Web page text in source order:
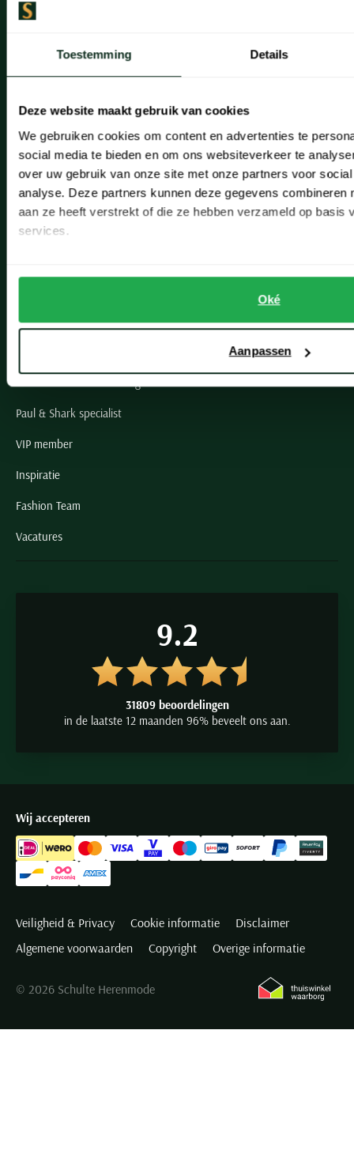
Toestemming Details
Deze website maakt gebruik van cookies
We gebruiken cookies om content en advertenties te
social media te bieden en om ons websiteverkeer te
over uw gebruik van onze site met onze partners voor
analyse. Deze partners kunnen deze gegevens combineren
aan ze heeft verstrekt of die ze hebben verzameld op basis
services.
Oké
Aanpassen
Artikelonderhoud
Onze winkels
Heemstede
Hillegom
Leiderdorp
Lisse
Paul & Shark specialist
VIP member
Inspiratie
Fashion Team
Vacatures
9.2
31809 beoordelingen
in de laatste 12 maanden 96% beveelt ons aan.
Wij accepteren
Veiligheid & Privacy Cookie informatie
Disclaimer
Algemene voorwaarden
Copyright Overige informatie
© 2026 Schulte Herenmode